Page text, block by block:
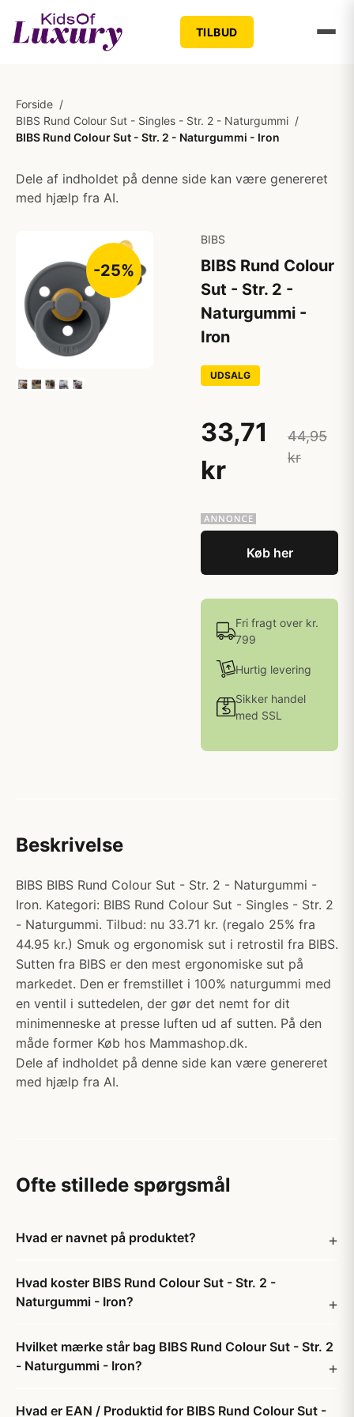
TILBUD
Forside /
BIBS Rund Colour Sut - Singles - Str. 2 - Naturgummi /
BIBS Rund Colour Sut - Str. 2 - Naturgummi - Iron
Dele af indholdet på denne side kan være genereret
med hjælp fra AI.
-25%
BIBS
BIBS Rund Colour
Sut - Str. 2 -
Naturgummi -
Iron
UDSALG
33,71
kr
44,95
kr
Køb her
Fri fragt over kr.
799
Hurtig levering
Sikker handel
med SSL
Beskrivelse
BIBS BIBS Rund Colour Sut - Str. 2 - Naturgummi -
Iron. Kategori: BIBS Rund Colour Sut - Singles - Str. 2
- Naturgummi. Tilbud: nu 33.71 kr. (regalo 25% fra
44.95 kr.) Smuk og ergonomisk sut i retrostil fra BIBS.
Sutten fra BIBS er den mest ergonomiske sut på
markedet. Den er fremstillet i 100% naturgummi med
en ventil i suttedelen, der gør det nemt for dit
minimenneske at presse luften ud af sutten. På den
måde former Køb hos Mammashop.dk.
Dele af indholdet på denne side kan være genereret
med hjælp fra AI.
Ofte stillede spørgsmål
Hvad er navnet på produktet?
Hvad koster BIBS Rund Colour Sut - Str. 2 -
Naturgummi - Iron?
Hvilket mærke står bag BIBS Rund Colour Sut - Str. 2
- Naturgummi - Iron?
Hvad er EAN / Produktid for BIBS Rund Colour Sut -